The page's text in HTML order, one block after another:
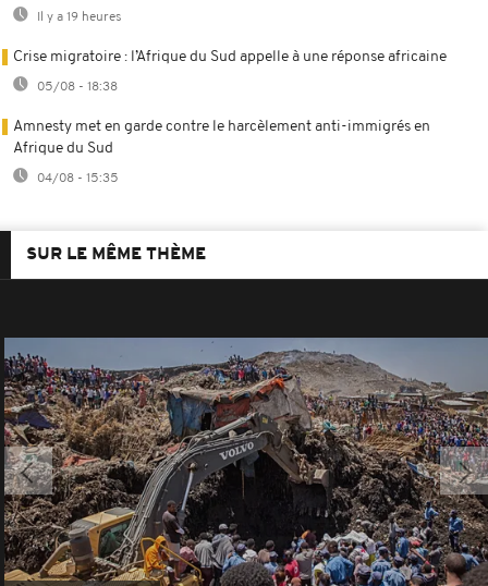
Il y a 19 heures
Crise migratoire : l’Afrique du Sud appelle à une réponse africaine
05/08 - 18:38
Amnesty met en garde contre le harcèlement anti-immigrés en
Afrique du Sud
04/08 - 15:35
SUR LE MÊME THÈME